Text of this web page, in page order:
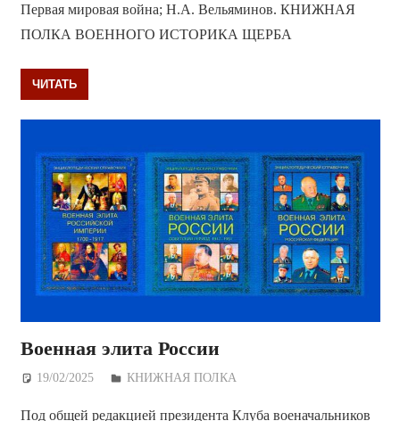
Первая мировая война; Н.А. Вельяминов. КНИЖНАЯ
ПОЛКА ВОЕННОГО ИСТОРИКА ЩЕРБА
ЧИТАТЬ
Военная элита России
19/02/2025 Дежурный по Редакции
КНИЖНАЯ ПОЛКА
Под общей редакцией президента Клуба военачальников